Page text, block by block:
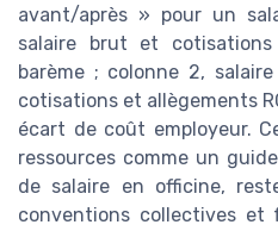
avant/après » pour un
salaire brut et cotisations
barème ; colonne 2,
cotisations et allègements
écart de coût employeur.
ressources comme un
de salaire en officine,
conventions collectives et